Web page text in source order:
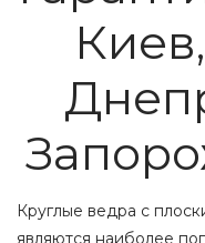
Круглые ведра с
являются наиболее